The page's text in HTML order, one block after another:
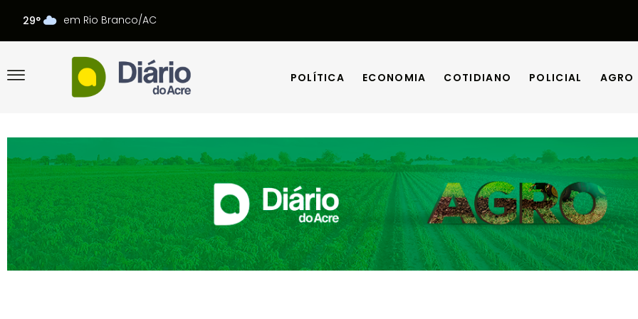
29° em Rio Branco/AC
POLÍTICA ECONOMIA COTIDIANO POLICIAL AGRO
POLÍTICA ECONOMIA COTIDIANO POLICIAL AGRO